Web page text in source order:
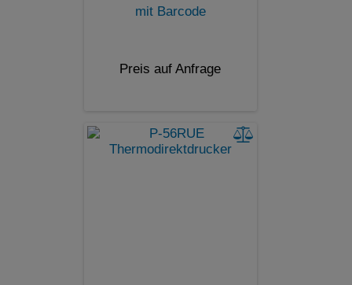
mit Barcode
Preis auf Anfrage